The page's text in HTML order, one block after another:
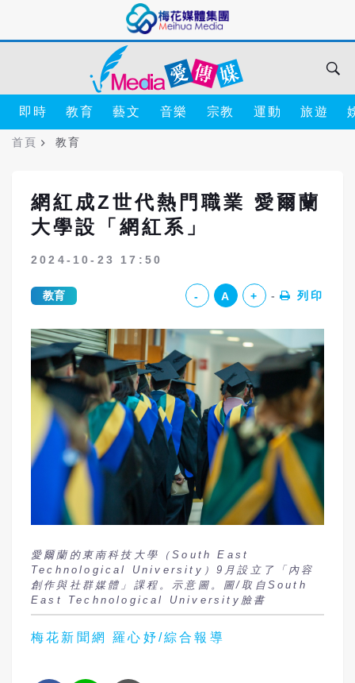
即時 教育 藝文 音樂 宗教 運動 旅遊
首頁 教育
網紅成Z世代熱門職業 愛爾蘭
大學設「網紅系」
2024-10-23 17:50
教育 - A + 列印
愛爾蘭的東南科技大學（South East
Technological University）9月設立了「內容
創作與社群媒體」課程。示意圖。圖/取自South
East Technological University臉書
梅花新聞網 羅心妤/綜合報導